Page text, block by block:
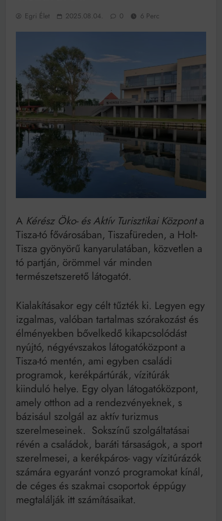
Ingatlanpiaci szakértők szerint akár 5 százalékkal is
egyetemi városokban
Ahol köszönnek, ott még van város
Amikor a Tetris boldogabbá tesz, mint a szerelem
Létezik tökéletes élet: Truman is elhitte
Karinthy Frigyes: a zseni, aki belenézett a saját
koponyájába
Ki akarsz törni. De miből?
Az öregség nem csak ránc?
Az ördög még mindig Pradát visel. De te miért öltözöl
Mindenki a világot akarja uralni – de nem csak a 80-
as években
Bitumenes lapostetők: a bevált technológia akkor
működik, ha jól van felújítva
Egri Élet 2025.08.04. 0 6 Perc
A Kérész Öko- és Aktív Turisztikai Központa
Tisza-tó fővárosában, Tiszafüreden, a Holt-
Tisza gyönyörű kanyarulatában, közvetlen a
tó partján, örömmel vár minden
természetszerető látogatót.
Kialakításakor egy célt tűzték ki. Legyen egy
izgalmas, valóban tartalmas szórakozást és
élményekben bővelkedő kikapcsolódást
nyújtó, négyévszakos látogatóközpont a
Tisza-tó mentén, ami egyben családi
programok, kerékpártúrák, vízitúrák
kiinduló helye. Egy olyan látogatóközpont,
amely otthon ad a rendezvényeknek, s
bázisául szolgál az aktív turizmus
szerelmeseinek. Sokszínű szolgáltatásai
révén a családok, baráti társaságok, a sport
szerelmesei, a kerékpáros- vagy vízitúrázók
számára egyaránt vonzó programokat kínál,
de céges és szakmai csoportok éppúgy
megtalálják itt számításaikat.